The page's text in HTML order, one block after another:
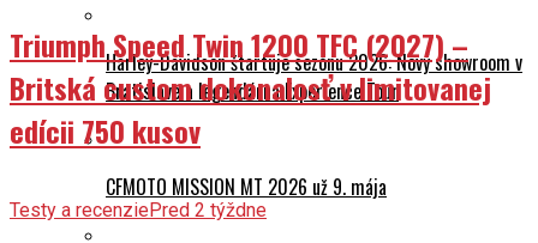
Harley-Davidson štartuje sezónu 2026: Nový showroom v
Bratislave a legendárna Experience Tour
CFMOTO MISSION MT 2026 už 9. mája
Triumph Speed Twin 1200 TFC (2027) –
Britská custom dokonalosť v limitovanej
edícii 750 kusov
Testy a recenziePred 2 týždne